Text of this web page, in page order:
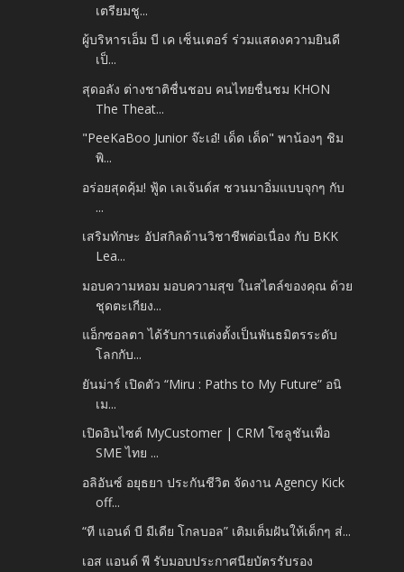
เตรียมชู...
ผู้บริหารเอ็ม บี เค เซ็นเตอร์ ร่วมแสดงความยินดี
เป็...
สุดอลัง ต่างชาติชื่นชอบ คนไทยชื่นชม KHON
The Theat...
"PeeKaBoo Junior จ๊ะเอ๋! เด็ด เด็ด" พาน้องๆ ชิม
พิ...
อร่อยสุดคุ้ม! ฟู้ด เลเจ้นด์ส ชวนมาอิ่มแบบจุกๆ กับ
...
เสริมทักษะ อัปสกิลด้านวิชาชีพต่อเนื่อง กับ BKK
Lea...
มอบความหอม มอบความสุข ในสไตล์ของคุณ ด้วย
ชุดตะเกียง...
แอ็กซอลตา ได้รับการแต่งตั้งเป็นพันธมิตรระดับ
โลกกับ...
ยันม่าร์ เปิดตัว “Miru : Paths to My Future” อนิ
เม...
เปิดอินไซต์ MyCustomer | CRM โซลูชันเพื่อ
SME ไทย ...
อลิอันซ์ อยุธยา ประกันชีวิต จัดงาน Agency Kick
off...
“ที แอนด์ บี มีเดีย โกลบอล” เติมเต็มฝันให้เด็กๆ ส่...
เอส แอนด์ พี รับมอบประกาศนียบัตรรับรอง